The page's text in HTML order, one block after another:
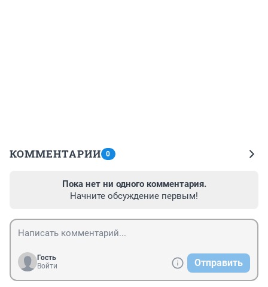
КОММЕНТАРИИ 0
Пока нет ни одного комментария.
Начните обсуждение первым!
Гость
Войти
Отправить